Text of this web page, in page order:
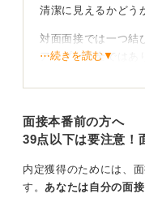
清潔に見えるかどう
対面面接では一つ結
アップが安全ではあ
に近いもので固定し
お辞儀で崩れないか
で確認しましょう。
判断の基準は顔の
⋯続きを読む▼
面接本番前の方へ
39点以下は要注意！
内定獲得のためには、
す。あなたは自分の面